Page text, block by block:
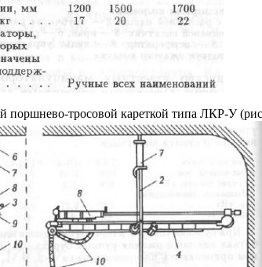
поршнево-тросовой кареткой типа ЛКР-У